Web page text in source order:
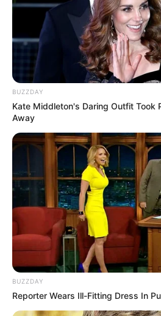
Astrology
International
Ajab Gajab
Politics
Bollywood
Vadodara
Money
Sport
Story
Uncategorized
Gandhinagar
Auto
BUZZDAY
Kate Middleton's Daring Outfit Took
Away
BUZZDAY
Reporter Wears Ill-Fitting Dress In